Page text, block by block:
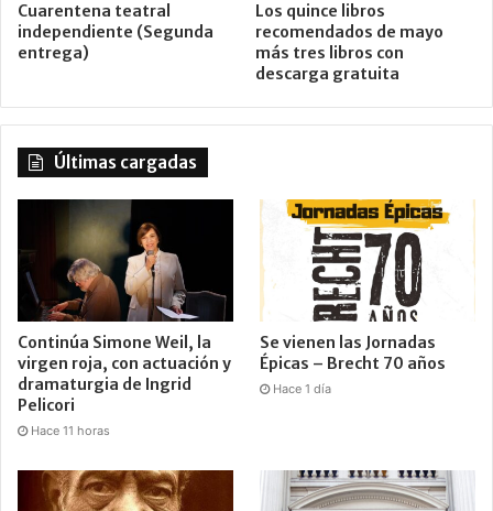
Cuarentena teatral
independiente (Segunda
entrega)
Los quince libros
recomendados de mayo
más tres libros con
descarga gratuita
Últimas cargadas
Continúa Simone Weil, la
virgen roja, con actuación y
dramaturgia de Ingrid
Pelicori
Hace 11 horas
Se vienen las Jornadas
Épicas – Brecht 70 años
Hace 1 día